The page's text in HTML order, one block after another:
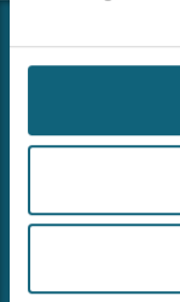
CONNECTING THE
van uw
opleidingsvragen